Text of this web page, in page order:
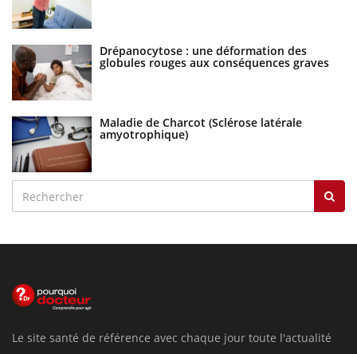
Drépanocytose : une déformation des
globules rouges aux conséquences graves
Maladie de Charcot (Sclérose latérale
amyotrophique)
Le site santé de référence avec chaque jour toute l'actualité